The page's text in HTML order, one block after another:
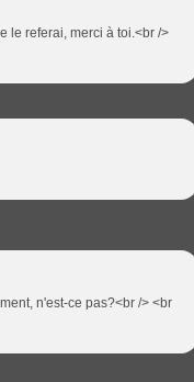
le referai, merci à toi.<br />
n'est-ce pas?<br /> <br